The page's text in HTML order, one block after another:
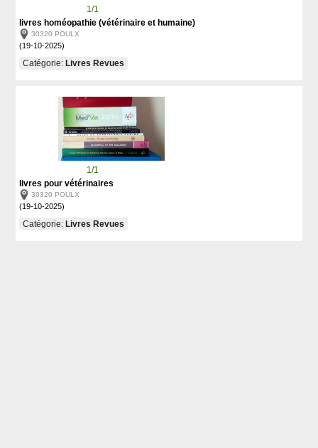
1/1
livres homéopathie (vétérinaire et humaine)
30320 POULX
(19-10-2025)
Catégorie: Livres Revues
1/1
livres pour vétérinaires
30320 POULX
(19-10-2025)
Catégorie: Livres Revues